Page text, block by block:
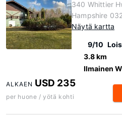
340 Whittier
Hampshire
Näytä kartta
9/10
3.8 km
Ilmainen
ALKAEN USD 235
per huone / yötä kohti